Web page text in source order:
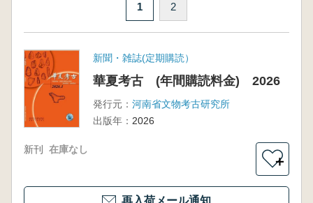
1 2
新聞・雑誌(定期購読）
華夏考古 (年間購読料金) 2026
発行元： 河南省文物考古研究所
出版年： 2026
新刊 在庫なし
＋
再入荷メール通知